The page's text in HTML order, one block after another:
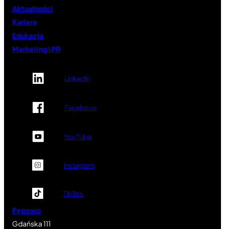
Aktualności
Kariera
Edukacja
Marketing i PR
LinkedIn
Facebook
You Tube
Instagram
TikTok
Pępowo
Gdańska 111